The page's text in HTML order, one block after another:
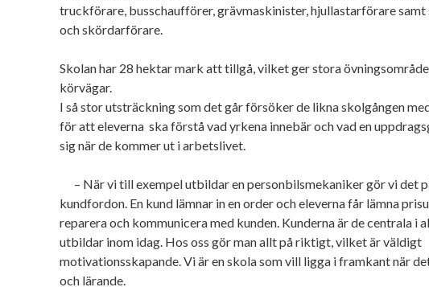
truckförare, busschaufförer, grävmaskinister, hjullastarförare
och skördarförare.
Skolan har 28 hektar mark att tillgå, vilket ger stora
körvägar.
I så stor utsträckning som det går försöker de likna skolgången
för att eleverna ska förstå vad yrkena innebär och vad en
sig när de kommer ut i arbetslivet.
– När vi till exempel utbildar en personbilsmekaniker gör vi det
kundfordon. En kund lämnar in en order och eleverna får lämna
reparera och kommunicera med kunden. Kunderna är de centrala i
utbildar inom idag. Hos oss gör man allt på riktigt, vilket är väldigt
motivationsskapande. Vi är en skola som vill ligga i framkant när
och lärande.